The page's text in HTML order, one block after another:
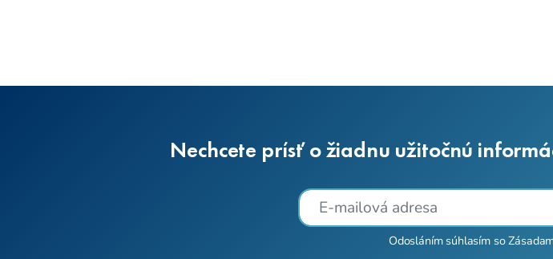
Nechcete prísť o žiadnu užitočnú
Odosláním súhlasím so